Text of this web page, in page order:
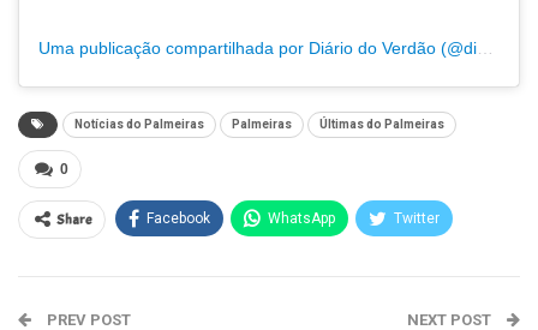
Notícias do Palmeiras Palmeiras Últimas do Palmeiras
0
Share Facebook WhatsApp Twitter
PREV POST NEXT POST